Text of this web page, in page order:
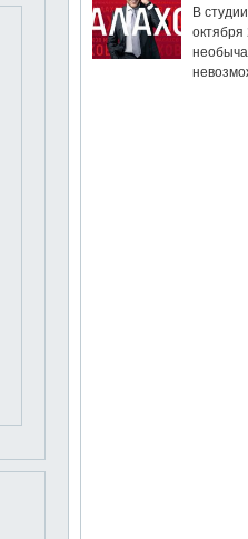
В
октября